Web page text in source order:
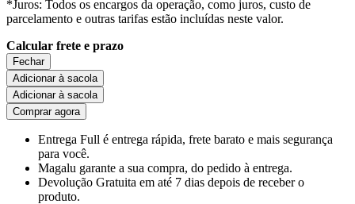
*Juros: Todos os encargos da operação, como juros, custo de
parcelamento e outras tarifas estão incluídas neste valor.
Calcular frete e prazo
Fechar
Adicionar à sacola
Adicionar à sacola
Comprar agora
Entrega Full é entrega rápida, frete barato e mais segurança
para você.
Magalu garante a sua compra, do pedido à entrega.
Devolução Gratuita em até 7 dias depois de receber o
produto.